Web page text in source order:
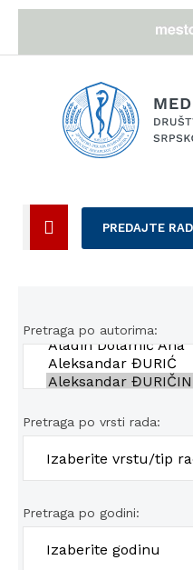
PREDAJTE RAD
Pretraga po autorima:
Pretraga po vrsti rada:
Pretraga po godini: